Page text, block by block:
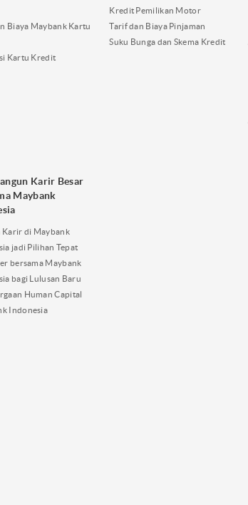
Biaya Maybank Kartu
Kartu Kredit
Kredit Pemilikan Motor
Tarif dan Biaya Pinjaman
Suku Bunga dan Skema Kredit
Karir Besar
Maybank
Karir di Maybank
jadi Pilihan Tepat
bersama Maybank
bagi Lulusan Baru
Human Capital
Indonesia